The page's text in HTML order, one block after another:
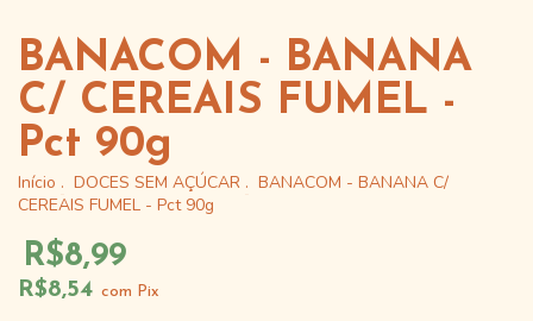
BANACOM - BANANA
C/ CEREAIS FUMEL -
Pct 90g
Início . DOCES SEM AÇÚCAR . BANACOM - BANANA C/
CEREAIS FUMEL - Pct 90g
R$8,99
R$8,54 com Pix